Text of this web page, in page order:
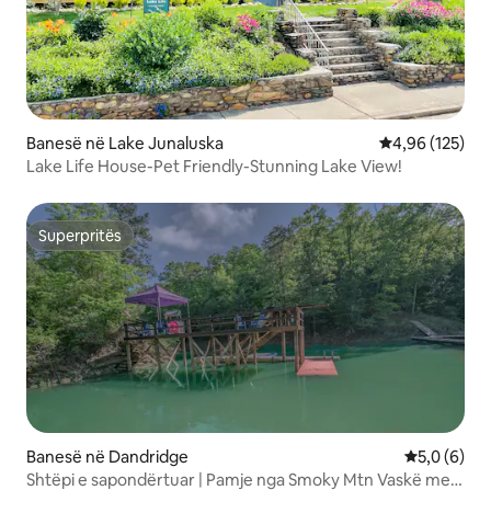
Banesë në Lake Junaluska Vlerësimi
4,96 (125)
Lake Life House-Pet Friendly-Stunning Lake View!
Superpritës
Superpritës
Banesë në Dandridge Vlerësimi
5,0 (6)
Shtëpi e sapondërtuar | Pamje nga Smoky Mtn Vaskë me